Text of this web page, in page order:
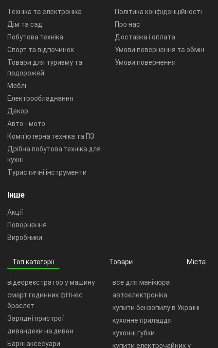
Техніка та електроніка
Дім та сад
Побутова техніка
Спорт та відпочинок
Товари для туризму та
подорожей
Меблі
Електрообладнання
Декор
Авто - мото
Комп'ютерна техніка та ПЗ
Дрібна побутова техніка для
кухні
Туристичні інструменти
Політика конфіденційності
Про нас
Доставка і оплата
Умови повернення та обмін
Умови повернення
Інше
Акції
Повернення
Виробники
Топ категорії Товари Міста
відеореєстратор у машину
смарт годинник фітнес
браслет
Зарядні пристрої
дивандеки на диван
Барні аксесуари
все для манікюра
автоелектроніка
купити бензопилу в Україні
кухонне приладдя
кухонні губки
купити електрочайник у